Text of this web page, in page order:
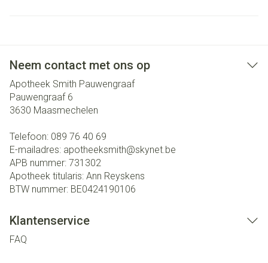
Neem contact met ons op
Apotheek Smith Pauwengraaf
Pauwengraaf 6
3630 Maasmechelen
Telefoon: 089 76 40 69
E-mailadres: apotheeksmith@skynet.be
APB nummer: 731302
Apotheek titularis: Ann Reyskens
BTW nummer: BE0424190106
Klantenservice
FAQ